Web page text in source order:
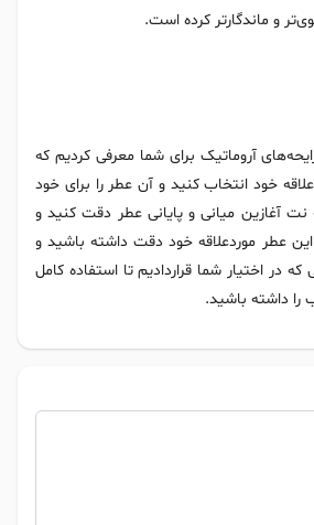
و ماندگارتر کرده است.
آروماتیک برای شما معرفی کردیم که
خود انتخاب کنید و آن عطر را برای خود
نت آغازین میانی و پایانی عطر دقت کنید و
عطر موردعلاقه خود دقت داشته باشید و
که در اختیار شما قراردادیم تا استفاده کامل
را داشته باشید.